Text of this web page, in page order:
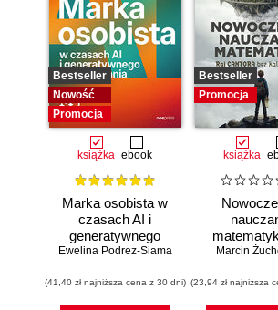
Bestseller
Nowość
Promocja
książka ebook
Marka osobista w
czasach AI i
generatywnego
wyszukiwania
Ewelina Podrez-Siama
(41,40 zł najniższa cena z 30 dni)
Bestseller
Promocja
książka
Cantora
Marcin
(23,94 zł najniższa